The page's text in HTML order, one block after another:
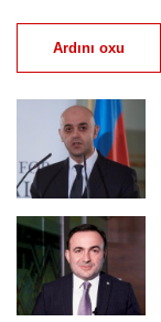
Ardını oxu